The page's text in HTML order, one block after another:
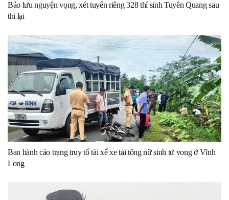
Bảo lưu nguyện vọng, xét tuyển riêng 328 thí sinh Tuyên Quang sau
thi lại
Ban hành cáo trạng truy tố tài xế xe tải tông nữ sinh tử vong ở Vĩnh
Long